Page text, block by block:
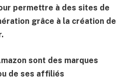
permettre à des sites de
grâce à la création de
sont des marques
de ses affiliés